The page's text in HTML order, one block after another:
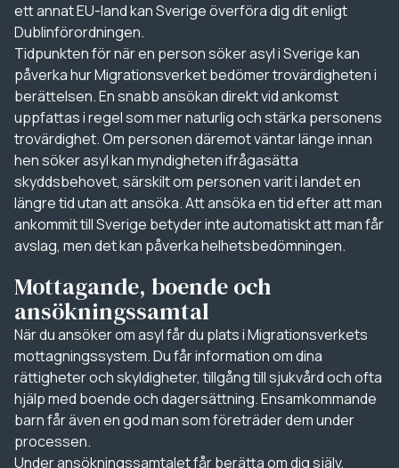
ett annat EU-land kan Sverige överföra dig dit enligt
Dublinförordningen.
Tidpunkten för när en person söker asyl i Sverige kan
påverka hur Migrationsverket bedömer trovärdigheten i
berättelsen. En snabb ansökan direkt vid ankomst
uppfattas i regel som mer naturlig och stärka personens
trovärdighet. Om personen däremot väntar länge innan
hen söker asyl kan myndigheten ifrågasätta
skyddsbehovet, särskilt om personen varit i landet en
längre tid utan att ansöka. Att ansöka en tid efter att man
ankommit till Sverige betyder inte automatiskt att man får
avslag, men det kan påverka helhetsbedömningen.
Mottagande, boende och
ansökningssamtal
När du ansöker om asyl får du plats i Migrationsverkets
mottagningssystem. Du får information om dina
rättigheter och skyldigheter, tillgång till sjukvård och ofta
hjälp med boende och dagersättning. Ensamkommande
barn får även en god man som företräder dem under
processen.
Under ansökningssamtalet får berätta om dig själv,